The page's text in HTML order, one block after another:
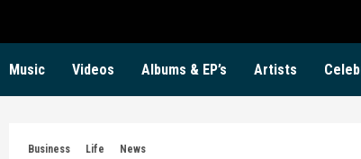
Music Videos Albums & EP’s Artists
Business Life News